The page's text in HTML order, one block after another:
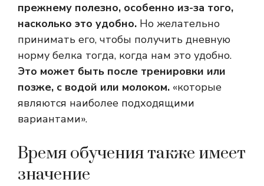
прежнему полезно, особенно из-за того,
насколько это удобно. Но желательно
принимать его, чтобы получить дневную
норму белка тогда, когда нам это удобно.
Это может быть после тренировки или
позже, с водой или молоком. «которые
являются наиболее подходящими
вариантами».
Время обучения также имеет
значение